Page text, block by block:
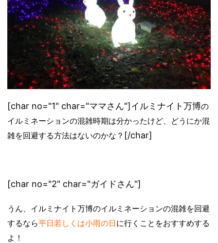
[char no="1" char="ママさん"]イルミナイト万博の
イルミネーションの混雑時期は分かったけど、どうにか混
雑を回避する方法はないのかな？ [/char]
[char no="2" char="ガイドさん"]
うん、イルミナイト万博のイルミネーションの混雑を回避
するなら平日若しくは小雨の日に行くことをおすすめする
よ！